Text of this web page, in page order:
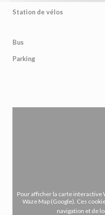
Station de vélos
Bus
Parking
Pour afficher la carte interactive
Waze Map (Google). Ces
navigation et de